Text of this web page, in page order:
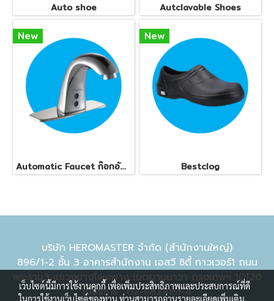
Auto shoe Autclavable Shoes
New
Automatic Faucet ก๊อกอัตโนมัติ ทุกรุ่น
New
Bestclog
บริษัท HEROMASTER จำกัด (สำนักงานใหญ่)
896/1-2 ชั้น 3 อาคารสำนักงาน เอสวี ซิตี้ ทาวเวอร์1 ถนน
พระราม3 แขวงบางโพงพาง เขตยานนาวา กรุงเทพฯ 10120
เบอร์โทร : 02-6829151-4
เว็บไซต์นี้มีการใช้งานคุกกี้ เพื่อเพิ่มประสิทธิภาพและประสบการณ์ที่ดี
ในการใช้งานเว็บไซต์ของท่าน ท่านสามารถอ่านรายละเอียดเพิ่มเติม